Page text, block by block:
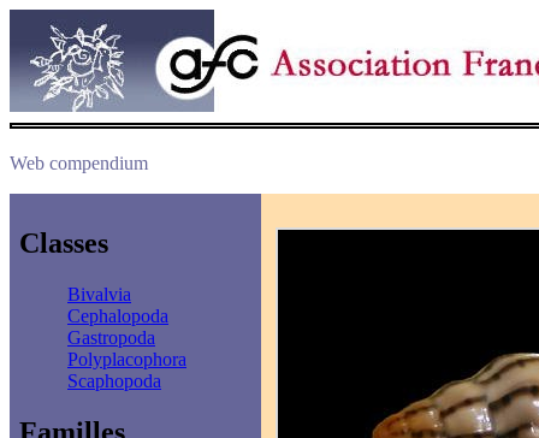
Web compendium
Classes
Bivalvia
Cephalopoda
Gastropoda
Polyplacophora
Scaphopoda
Familles